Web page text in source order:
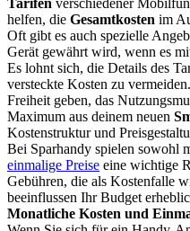
Tarifen verschiedener
helfen, die Gesamtkosten im
Oft gibt es auch spezielle
Gerät gewährt wird, wenn es
Es lohnt sich, die Details des
versteckte Kosten zu
Freiheit geben, das
Maximum aus deinem neuen
Kostenstruktur und
Bei Sparhandy spielen sowohl
einmalige Preise eine wichtige
Gebühren, die als Kostenfalle
beeinflussen Ihr Budget
Monatliche Kosten und